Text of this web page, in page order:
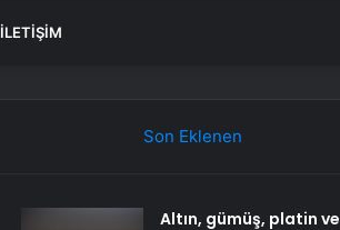
İLETIŞIM
Son Eklenen
Altın, gümüş, platin ve